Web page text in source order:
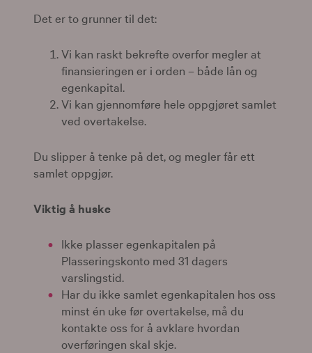
Det er to grunner til det:
Vi kan raskt bekrefte overfor megler at
finansieringen er i orden – både lån og
egenkapital.
Vi kan gjennomføre hele oppgjøret samlet
ved overtakelse.
Du slipper å tenke på det, og megler får ett
samlet oppgjør.
Viktig å huske
Ikke plasser egenkapitalen på
Plasseringskonto med 31 dagers
varslingstid.
Har du ikke samlet egenkapitalen hos oss
minst én uke før overtakelse, må du
kontakte oss for å avklare hvordan
overføringen skal skje.